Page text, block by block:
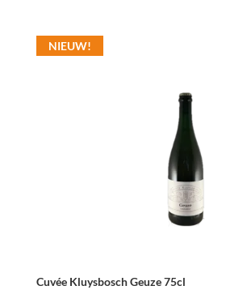
aantal
NIEUW!
Cuvée Kluysbosch Geuze 75cl